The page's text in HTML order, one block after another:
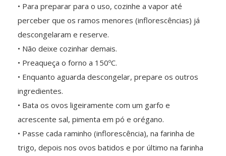
• Para preparar para o uso, cozinhe a vapor até
perceber que os ramos menores (inflorescências) já
descongelaram e reserve.
• Não deixe cozinhar demais.
• Preaqueça o forno a 150ºC.
• Enquanto aguarda descongelar, prepare os outros
ingredientes.
• Bata os ovos ligeiramente com um garfo e
acrescente sal, pimenta em pó e orégano.
• Passe cada raminho (inflorescência), na farinha de
trigo, depois nos ovos batidos e por último na farinha